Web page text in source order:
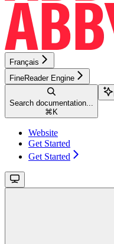
Français
FineReader Engine
Search documentation...
⌘ K
Website
Get Started
Get Started